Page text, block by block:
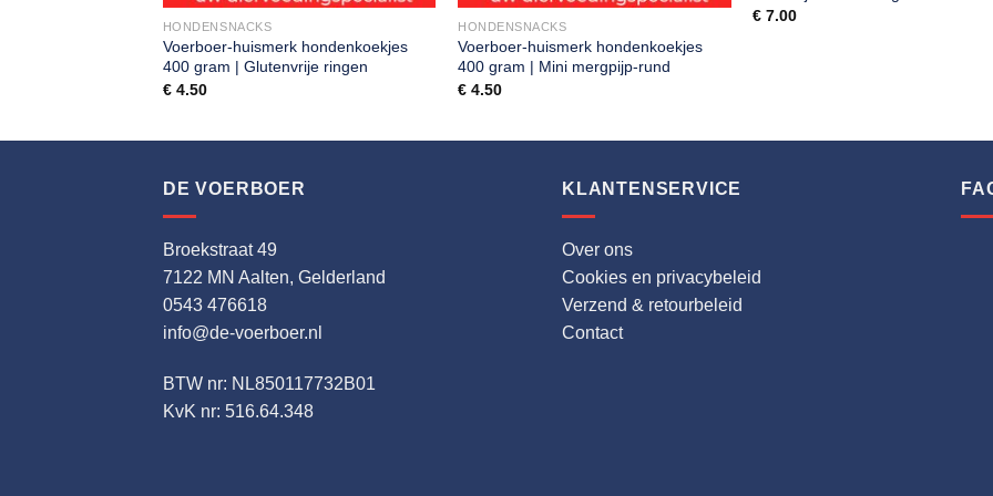
HONDENSNACKS
Voerboer-huismerk hondenkoekjes
400 gram | Glutenvrije ringen
€4.50
HONDENSNACKS
Voerboer-huismerk hondenkoekjes
400 gram | Mini mergpijp-rund
€ 4.50
€ 7.00
DE VOERBOER
Broekstraat 49
7122 MN Aalten, Gelderland
0543 476618
info@de-voerboer.nl
BTW nr: NL850117732B01
KvK nr: 516.64.348
KLANTENSERVICE
Over ons
Cookies en privacybeleid
Verzend & retourbeleid
Contact